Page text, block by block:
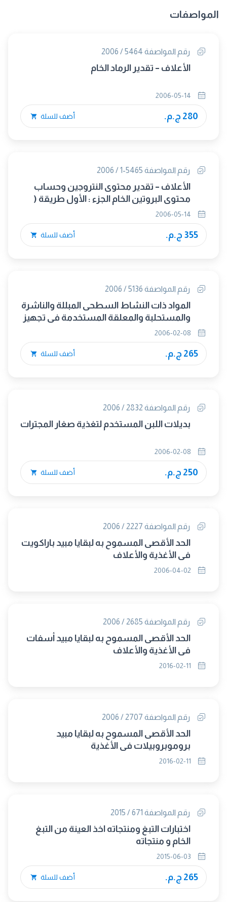
المواصفات
رقم المواصفة 5464 / 2006
الأعلاف – تقدير الرماد الخام
280 ج.م. أضف للسلة
رقم المواصفة 5465-1 / 2006
الأعلاف – تقدير محتوى النتروجين وحساب
محتوى البروتين الخام الجزء : الأول طريقة (
كلداهل )
355 ج.م. أضف للسلة
رقم المواصفة 5136 / 2006
المواد ذات النشاط السطحى المبللة والناشرة
والمستحلبة والمعلقة المستخدمة فى تجهيز
مستحضرات المبيدات
265 ج.م. أضف للسلة
رقم المواصفة 2832 / 2006
بديلات اللبن المستخدم لتغذية صغار المجترات
250 ج.م. أضف للسلة
رقم المواصفة 2227 / 2006
الحد الأقصى المسموح به لبقايا مبيد باراكويت
في الأغذية والأعلاف
رقم المواصفة 2685 / 2006
الحد الأقصى المسموح به لبقايا مبيد أسفات
في الأغذية والأعلاف
رقم المواصفة 2707 / 2006
الحد الأقصى المسموح به لبقايا مبيد
بروموبروبيلات فى الأغذية
رقم المواصفة 671 / 2015
اختبارات التبغ ومنتجاته اخذ العينة من التبغ
الخام و منتجاته
265 ج.م. أضف للسلة